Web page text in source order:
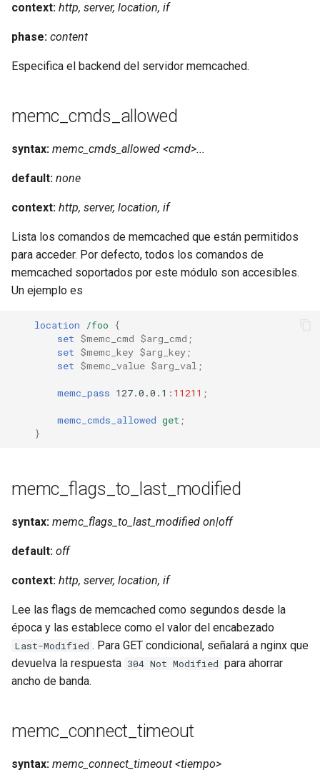
context: http, server, location, if
phase: content
Especifica el backend del servidor memcached.
memc_cmds_allowed
syntax: memc_cmds_allowed <cmd>...
default: none
context: http, server, location, if
Lista los comandos de memcached que están permitidos
para acceder. Por defecto, todos los comandos de
memcached soportados por este módulo son accesibles.
Un ejemplo es
location /foo
{
set $memc_cmd $arg_cmd ;
set $memc_key $arg_key ;
set $memc_value $arg_val ;
memc_pass 127.0.0.1 : 11211 ;
memc_cmds_allowed get ;
}
memc_flags_to_last_modified
syntax: memc_flags_to_last_modified on|off
default: off
context: http, server, location, if
Lee las flags de memcached como segundos desde la
época y las establece como el valor del encabezado
Last-Modified . Para GET condicional, señalará a nginx que
devuelva la respuesta 304 Not Modified para ahorrar
ancho de banda.
memc_connect_timeout
syntax: memc_connect_timeout <tiempo>